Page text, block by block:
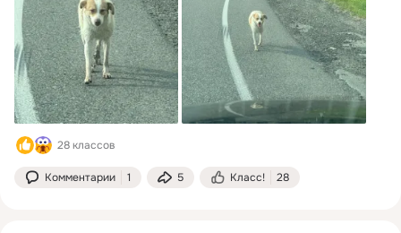
28 классов
Комментарии 1 5 Класс! 28